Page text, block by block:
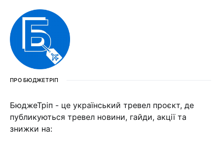
ПРО БЮДЖЕТРІП
БюджеТріп - це український тревел проєкт, де
публикуються тревел новини, гайди, акції та
знижки на: